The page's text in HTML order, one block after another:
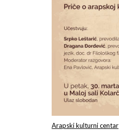
Arapski kulturni centar